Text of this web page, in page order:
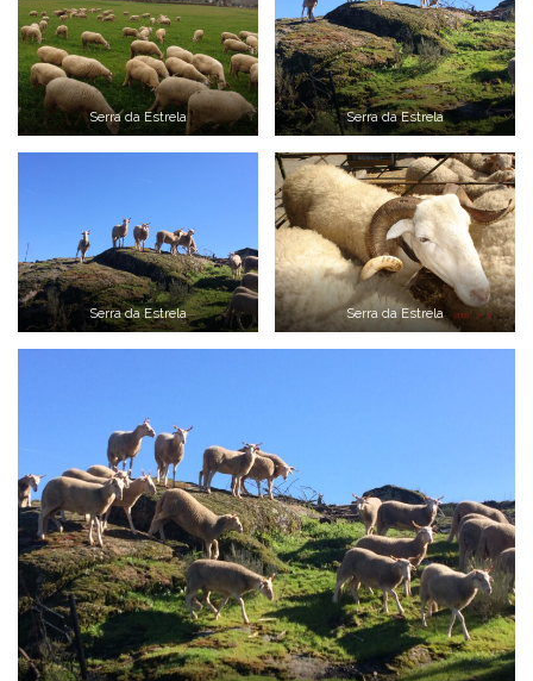
Serra da Estrela Serra da Estrela
Serra da Estrela Serra da Estrela